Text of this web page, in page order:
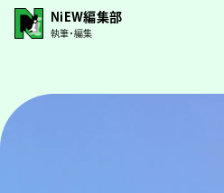
NiEW編集部
執筆・編集